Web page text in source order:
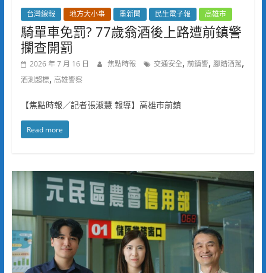
台灣線報 地方大小事 墨新聞 民生電子報 高雄市
騎單車免罰? 77歲翁酒後上路遭前鎮警
攔查開罰
2026 年 7 月 16 日 焦點時報 交通安全, 前鎮警, 腳踏酒駕,
酒測超標, 高雄警察
【焦點時報／記者張淑慧 報導】高雄市前鎮
Read more